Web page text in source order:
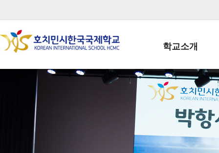
학교소개
학교장인사말
학생회장인사말
학교상징
학교 CI